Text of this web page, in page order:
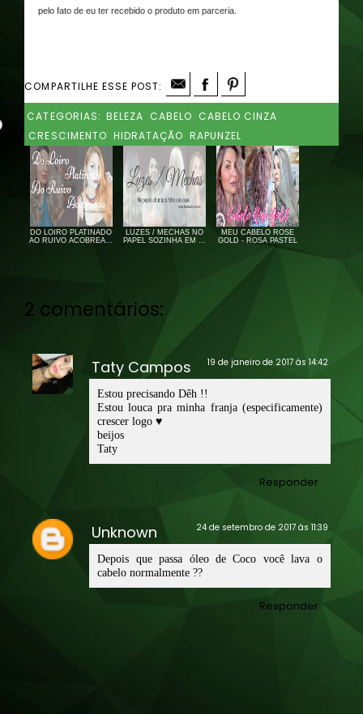
pelo fato de eu ter recebido o produto em parceria.
COMPARTILHE ESSE POST:
CATEGORIAS: BELEZA CABELO CABELO CINZA
CRESCIMENTO HIDRATAÇÃO RAPUNZEL
DO LOIRO PLATINADO
AO RUIVO ACOBREA...
LUZES / MECHAS NO
PAPEL SOZINHA EM ...
MEU CABELO ROSE
GOLD - ROSA PASTEL
2 comentários:
Taty Campos 19 de janeiro de 2017 às 14:42
Estou precisando Dêh !!
Estou louca pra minha franja (especificamente)
crescer logo ♥
beijos
Taty
Responder
Unknown 24 de setembro de 2017 às 11:39
Depois que passa óleo de Coco você lava o
cabelo normalmente ??
Responder